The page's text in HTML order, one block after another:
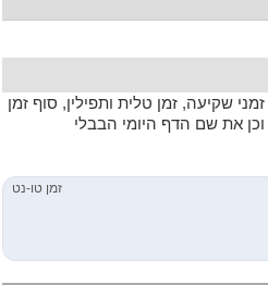
שקיעה, זמן טלית ותפילין, סוף זמן
את שם הדף היומי הבבלי